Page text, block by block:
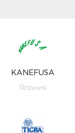
KANEFUSA
Япония